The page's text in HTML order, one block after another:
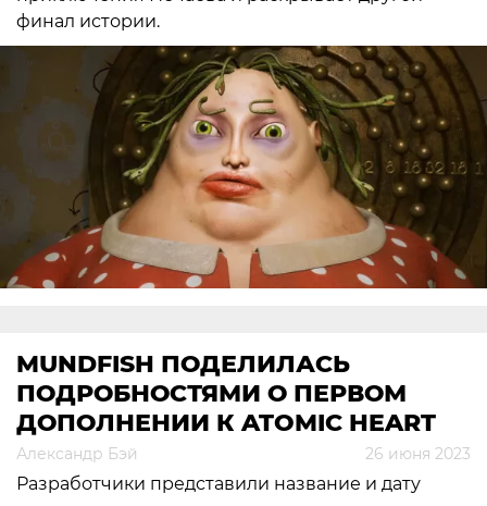
финал истории.
MUNDFISH ПОДЕЛИЛАСЬ
ПОДРОБНОСТЯМИ О ПЕРВОМ
ДОПОЛНЕНИИ К ATOMIC HEART
Александр Бэй 26 июня 2023
Разработчики представили название и дату